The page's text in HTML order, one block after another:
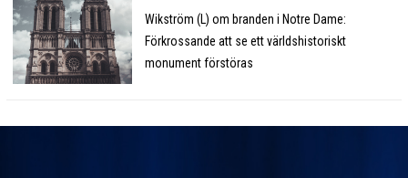
Wikström (L) om branden i Notre Dame:
Förkrossande att se ett världshistoriskt
monument förstöras